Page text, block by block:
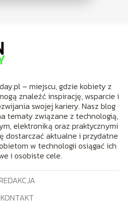
– miejscu, gdzie kobiety z
znaleźć inspirację, wsparcie i
swojej kariery. Nasz blog
tematy związane z technologią,
elektroniką oraz praktycznymi
dostarczać aktualne i przydatne
w technologii osiągać ich
i osobiste cele.
KONTAKT